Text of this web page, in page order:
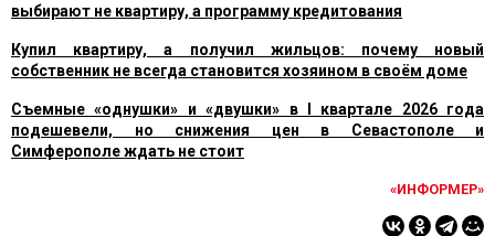
выбирают не квартиру, а программу кредитования
Купил квартиру, а получил жильцов: почему новый
собственник не всегда становится хозяином в своём доме
Съемные «однушки» и «двушки» в I квартале 2026 года
подешевели, но снижения цен в Севастополе и
Симферополе ждать не стоит
«ИНФОРМЕР»